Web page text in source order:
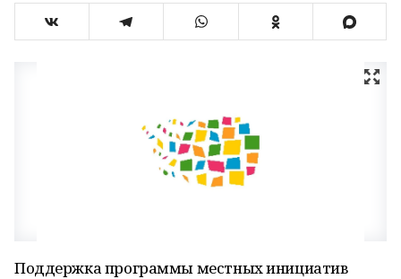
Поддержка программы местных инициатив